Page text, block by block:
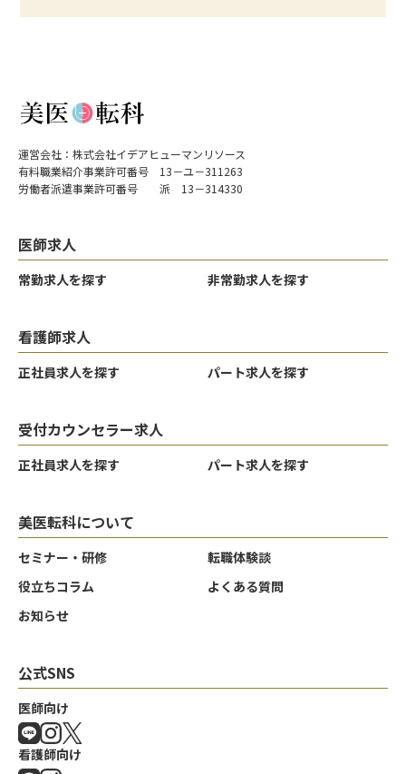
クリア
クリア
クリア
運営会社：株式会社イデアヒューマンリソース
有料職業紹介事業許可番号 13－ユ－311263
労働者派遣事業許可番号 派 13－314330
医師求人
常勤求人を探す 非常勤求人を探す
看護師求人
正社員求人を探す パート求人を探す
受付カウンセラー求人
正社員求人を探す パート求人を探す
美医転科について
セミナー・研修
転職体験談
役立ちコラム
よくある質問
お知らせ
公式SNS
医師向け
看護師向け